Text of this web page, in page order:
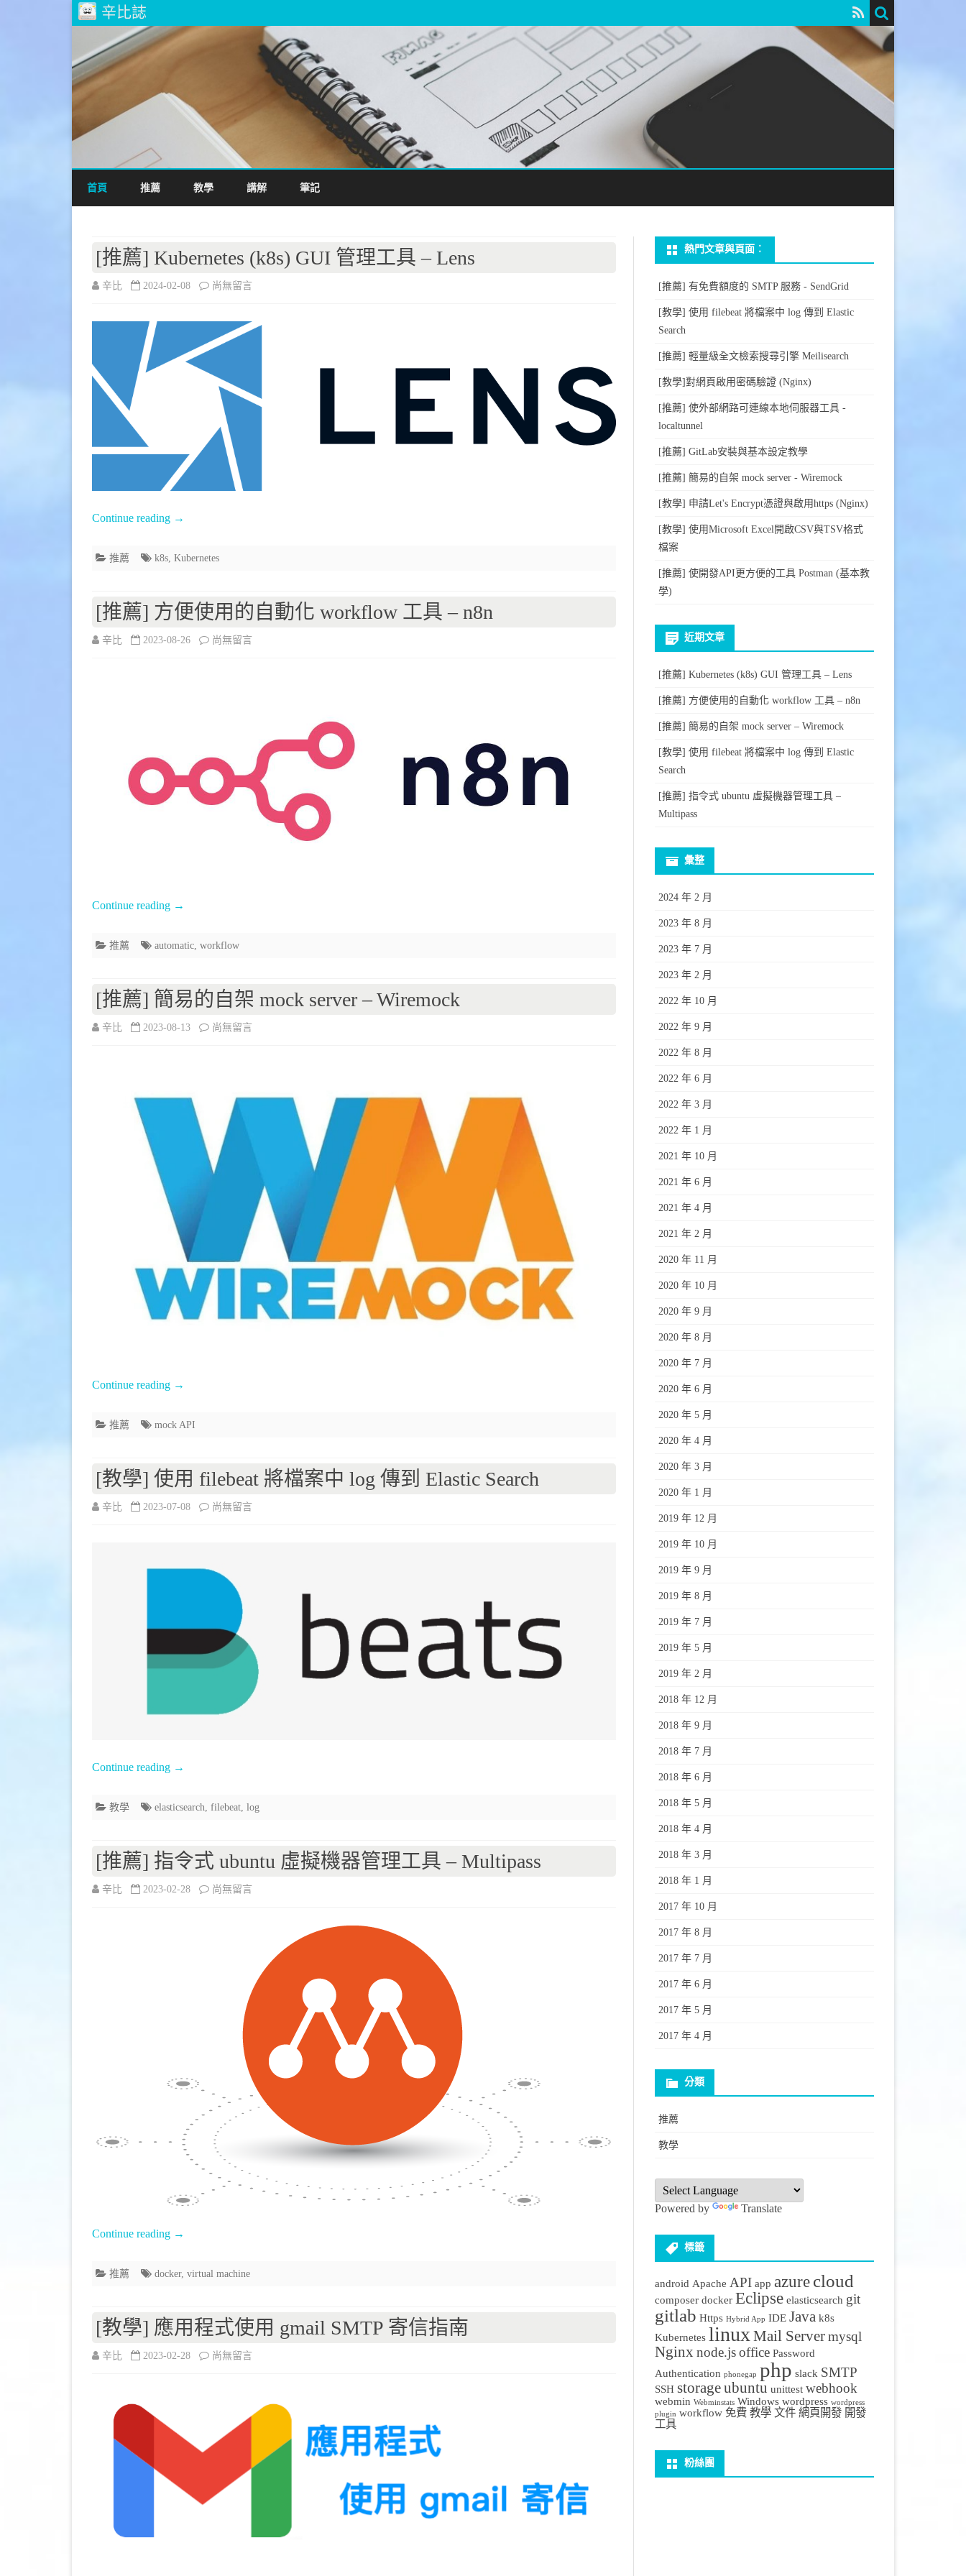
辛比誌
首頁 推薦 教學 講解 筆記
[推薦] Kubernetes (k8s) GUI 管理工具 – Lens
辛比 2024-02-08 在
薦]
(k8s)
GUI
管
Lens〉
尚無留言
Continue reading →
推薦 k8s, Kubernetes
[推薦] 方便使用的自動化 workflow 工具 – n8n
辛比 2023-08-26 在
使
用
工
–
尚無留言
Continue reading →
推薦 automatic workflow
[推薦] 簡易的自架 mock server – Wiremock
辛比 2023-08-13 在
的
自
–
Wiremock〉
尚無留言
Continue reading →
推薦 mock API
[教學] 使用 filebeat 將檔案中 log 傳到 Elastic Search
辛比 2023-07-08 在
filebeat
到
Search〉
中
尚無留言
Continue reading →
教學 elasticsearch filebeat log
[推薦] 指令式 ubuntu 虛擬機器管理工具 – Multipass
辛比 2023-02-28 在
機
器
理
中
尚無留言
Continue reading →
推薦 docker, virtual machine
[教學] 應用程式使用 gmail SMTP 寄信指南
辛比 2023-02-28 在
尚無留言
熱門文章與頁面︰
[推薦] 有免費額度的 SMTP 服務 - SendGrid
[教學] 使用 filebeat 將檔案中 log 傳到 Elastic
Search
[推薦] 輕量級全文檢索搜尋引擎 Meilisearch
[教學]對網頁啟用密碼驗證 (Nginx)
[推薦] 使外部網路可連線本地伺服器工具 -
localtunnel
[推薦] GitLab安裝與基本設定教學
[推薦] 簡易的自架 mock server - Wiremock
[教學] 申請Let's Encrypt憑證與啟用https (Nginx)
[教學] 使用Microsoft Excel開啟CSV與TSV格式
檔案
[推薦] 使開發API更方便的工具 Postman (基本教
學)
近期文章
[推薦] Kubernetes (k8s) GUI 管理工具 – Lens
[推薦] 方便使用的自動化 workflow 工具 – n8n
[推薦] 簡易的自架 mock server – Wiremock
[教學] 使用 filebeat 將檔案中 log 傳到 Elastic
Search
[推薦] 指令式 ubuntu 虛擬機器管理工具 –
Multipass
彙整
2024 年 2 月
2023 年 8 月
2023 年 7 月
2023 年 2 月
2022 年 10 月
2022 年 9 月
2022 年 8 月
2022 年 6 月
2022 年 3 月
2022 年 1 月
2021 年 10 月
2021 年 6 月
2021 年 4 月
2021 年 2 月
2020 年 11 月
2020 年 10 月
2020 年 9 月
2020 年 8 月
2020 年 7 月
2020 年 6 月
2020 年 5 月
2020 年 4 月
2020 年 3 月
2020 年 1 月
2019 年 12 月
2019 年 10 月
2019 年 9 月
2019 年 8 月
2019 年 7 月
2019 年 5 月
2019 年 2 月
2018 年 12 月
2018 年 9 月
2018 年 7 月
2018 年 6 月
2018 年 5 月
2018 年 4 月
2018 年 3 月
2018 年 1 月
2017 年 10 月
2017 年 8 月
2017 年 7 月
2017 年 6 月
2017 年 5 月
2017 年 4 月
分類
推薦
教學
Powered by Translate
標籤
android Apache API app azurecloud
composer docker Eclipse elasticsearch git
gitlab Https Hybrid App IDE Java k8s
Kubernetes linuxMail Server mysql
Nginx node.js office Password
Authentication phonegap php slack SMTP
SSH storageubuntu unittest webhook
webmin Webminstats Windows wordpress wordpress
plugin workflow 免費 教學 文件 網頁開發 開發
工具
粉絲團